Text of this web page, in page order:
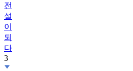
전
설
이
되
다
3